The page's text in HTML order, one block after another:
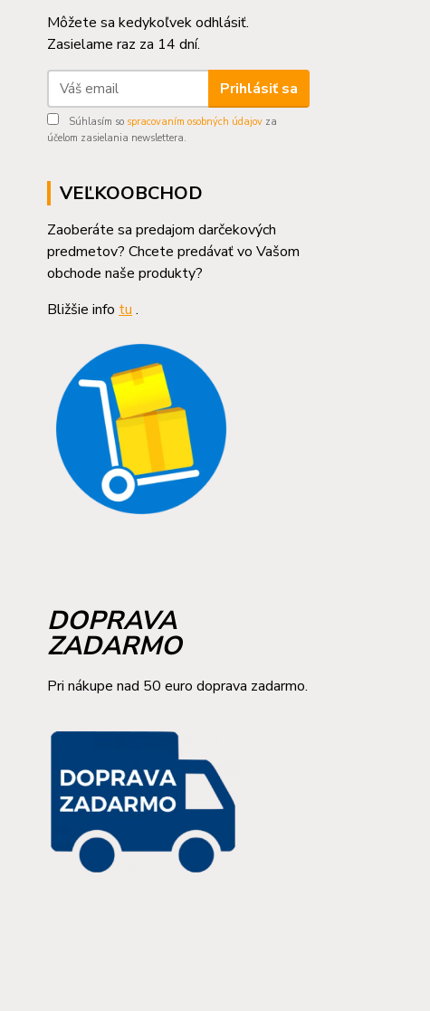
Môžete sa kedykoľvek odhlásiť.
Zasielame raz za 14 dní.
Prihlásiť sa
Súhlasím so spracovaním osobných údajov za
účelom zasielania newslettera.
VEĽKOOBCHOD
Zaoberáte sa predajom darčekových
predmetov? Chcete predávať vo Vašom
obchode naše produkty?
Bližšie info tu .
DOPRAVA
ZADARMO
Pri nákupe nad 50 euro doprava zadarmo.